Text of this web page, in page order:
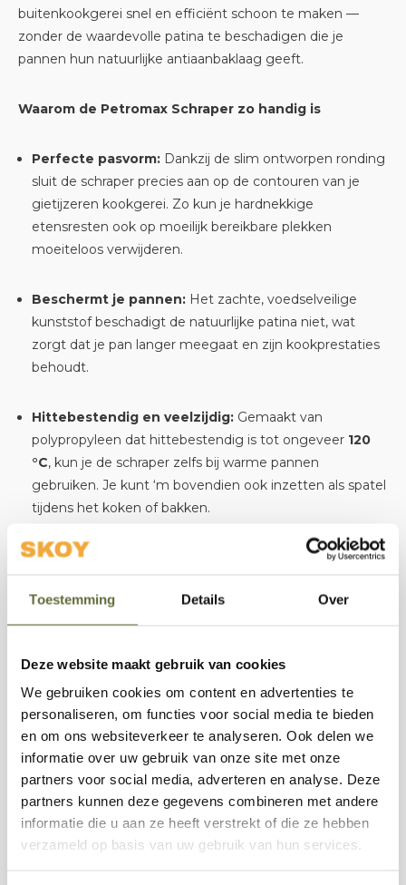
Toestemming Details Over
Deze website maakt gebruik van cookies
We gebruiken cookies om content en advertenties te
personaliseren, om functies voor social media te bieden
en om ons websiteverkeer te analyseren. Ook delen we
informatie over uw gebruik van onze site met onze
partners voor social media, adverteren en analyse. Deze
partners kunnen deze gegevens combineren met andere
informatie die u aan ze heeft verstrekt of die ze hebben
verzameld op basis van uw gebruik van hun services.
buitenkookgerei snel en efficiënt schoon te maken —
zonder de waardevolle patina te beschadigen die je
pannen hun natuurlijke antiaanbaklaag geeft.
Waarom de Petromax Schraper zo handig is
Perfecte pasvorm: Dankzij de slim ontworpen ronding
sluit de schraper precies aan op de contouren van je
gietijzeren kookgerei. Zo kun je hardnekkige
etensresten ook op moeilijk bereikbare plekken
moeiteloos verwijderen.
Beschermt je pannen: Het zachte, voedselveilige
kunststof beschadigt de natuurlijke patina niet, wat
zorgt dat je pan langer meegaat en zijn kookprestaties
behoudt.
Hittebestendig en veelzijdig: Gemaakt van
polypropyleen dat hittebestendig is tot ongeveer 120
°C, kun je de schraper zelfs bij warme pannen
gebruiken. Je kunt ‘m bovendien ook inzetten als spatel
tijdens het koken of bakken.
Eenvoudig in gebruik:
Laat je pan na gebruik iets
resten er met de schraper gemakkelijk af — zonder
afwasmiddel.
Geschikt voor al je favoriete pannen
De Petromax Schraper is ideaal voor:
Dutch Ovens
Gietijzeren skillets